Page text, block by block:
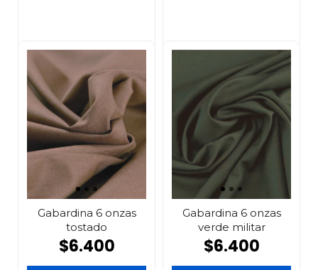
Gabardina 6 onzas
tostado
$6.400
Gabardina 6 onzas
verde militar
$6.400